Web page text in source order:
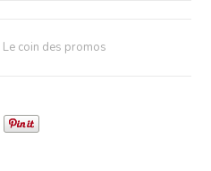
Le coin des promos